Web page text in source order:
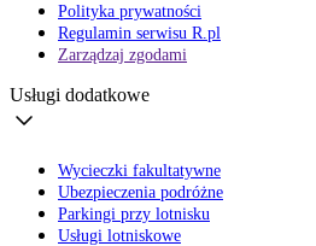
Polityka prywatności
Regulamin serwisu R.pl
Zarządzaj zgodami
Usługi dodatkowe
Wycieczki fakultatywne
Ubezpieczenia podróżne
Parkingi przy lotnisku
Usługi lotniskowe